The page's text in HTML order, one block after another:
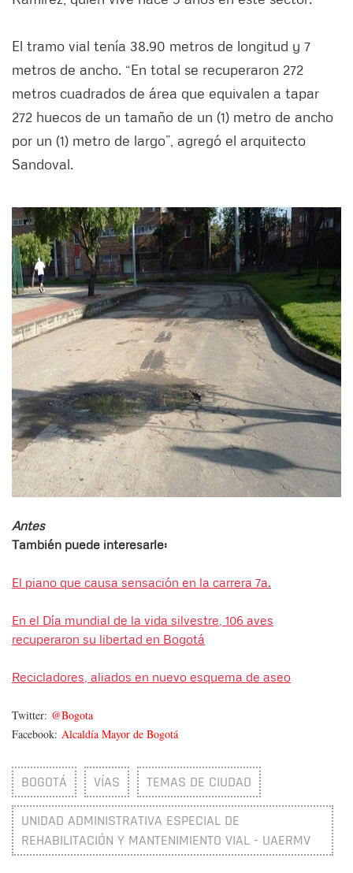
El tramo vial tenía 38.90 metros de longitud y 7
metros de ancho. “En total se recuperaron 272
metros cuadrados de área que equivalen a tapar
272 huecos de un tamaño de un (1) metro de ancho
por un (1) metro de largo”, agregó el arquitecto
Sandoval.
Antes
También puede interesarle:
El piano que causa sensación en la carrera 7a.
En el Día mundial de la vida silvestre, 106 aves
recuperaron su libertad en Bogotá
Recicladores, aliados en nuevo esquema de aseo
Twitter: @Bogota
Facebook: Alcaldía Mayor de Bogotá
BOGOTÁ VÍAS TEMAS DE CIUDAD
UNIDAD ADMINISTRATIVA ESPECIAL DE
REHABILITACIÓN Y MANTENIMIENTO VIAL - UAERMV